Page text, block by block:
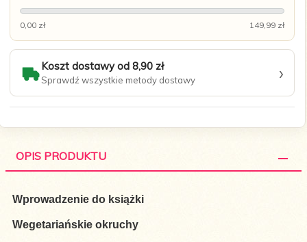
0,00 zł 149,99 zł
Koszt dostawy od 8,90 zł
Sprawdź wszystkie metody dostawy ›
OPIS PRODUKTU
Wprowadzenie do książki
Wegetariańskie okruchy